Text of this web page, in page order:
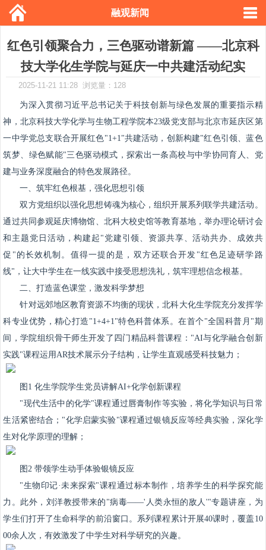
融观新闻
红色引领聚合力，三色驱动谱新篇 ——北京科
技大学化生学院与延庆一中共建活动纪实
2025-11-21 11:28 浏览量：128
为深入贯彻习近平总书记关于科技创新与绿色发展的重要指示精
神，北京科技大学化学与生物工程学院本23级党支部与北京市延庆区第
一中学党总支联合开展红色"1+1"共建活动，创新构建"红色引领、蓝色
筑梦、绿色赋能"三色驱动模式，探索出一条高校与中学协同育人、党
建与业务深度融合的特色发展路径。
一、筑牢红色根基，强化思想引领
双方党组织以强化思想铸魂为核心，组织开展系列联学共建活动。
通过共同参观延庆博物馆、北科大校史馆等教育基地，举办理论研讨会
和主题党日活动，构建起"党建引领、资源共享、活动共办、成效共
促"的长效机制。值得一提的是，双方还联合开发"红色足迹研学路
线"，让大中学生在一线实践中接受思想洗礼，筑牢理想信念根基。
二、打造蓝色课堂，激发科学梦想
针对远郊地区教育资源不均衡的现状，北科大化生学院充分发挥学
科专业优势，精心打造"1+4+1"特色科普体系。在首个"全国科普月"期
间，学院组织骨干师生开发了四门精品科普课程："AI与化学融合创新
实践"课程运用AR技术展示分子结构，让学生直观感受科技魅力；
图1 化生学院学生党员讲解AI+化学创新课程
"现代生活中的化学"课程通过唇膏制作等实验，将化学知识与日常
生活紧密结合；"化学启蒙实验"课程通过银镜反应等经典实验，深化学
生对化学原理的理解；
图2 带领学生动手体验银镜反应
"生物印记·未来探索"课程通过标本制作，培养学生的科学探究能
力。此外，刘洋教授带来的"病毒——'人类永恒的敌人'"专题讲座，为
学生们打开了生命科学的前沿窗口。系列课程累计开展40课时，覆盖10
00余人次，有效激发了中学生对科学研究的兴趣。